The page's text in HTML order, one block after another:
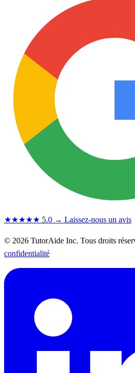
★★★★★ 5.0 → Laissez-nous un avis
© 2026 TutorAide Inc. Tous droits
confidentialité